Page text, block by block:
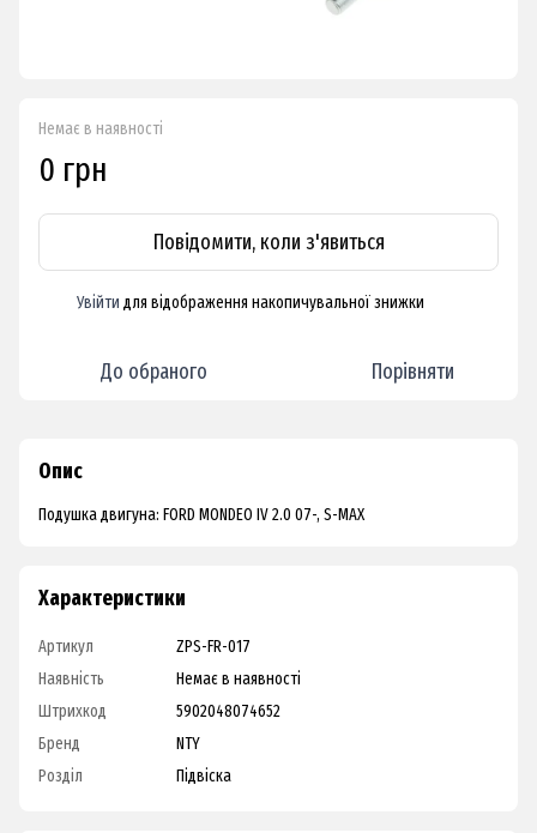
Немає в наявності
0 грн
Повідомити, коли з'явиться
Увійти для відображення накопичувальної знижки
До обраного Порівняти
Опис
Подушка двигуна: FORD MONDEO IV 2.0 07-, S-MAX
Характеристики
Артикул
ZPS-FR-017
Наявність
Немає в наявності
Штрихкод
5902048074652
Бренд
NTY
Розділ
Підвіска